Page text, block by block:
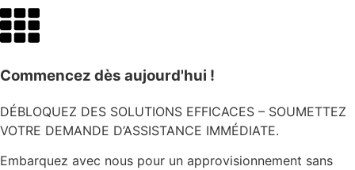
Commencez dès aujourd'hui !
DÉBLOQUEZ DES SOLUTIONS EFFICACES – SOUMETTEZ
VOTRE DEMANDE D’ASSISTANCE IMMÉDIATE.
Embarquez avec nous pour un approvisionnement sans